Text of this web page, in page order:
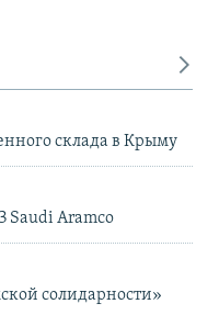
склада в Крыму
Saudi Aramco
солидарности»